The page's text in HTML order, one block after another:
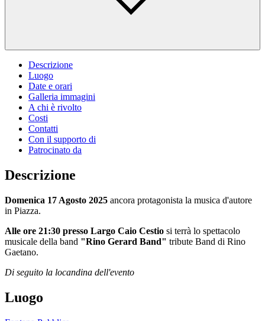
Descrizione
Luogo
Date e orari
Galleria immagini
A chi è rivolto
Costi
Contatti
Con il supporto di
Patrocinato da
Descrizione
Domenica 17 Agosto 2025 ancora protagonista la musica d'autore
in Piazza.
Alle ore 21:30 presso Largo Caio Cestio si terrà lo spettacolo
musicale della band "Rino Gerard Band" tribute Band di Rino
Gaetano.
Di seguito la locandina dell'evento
Luogo